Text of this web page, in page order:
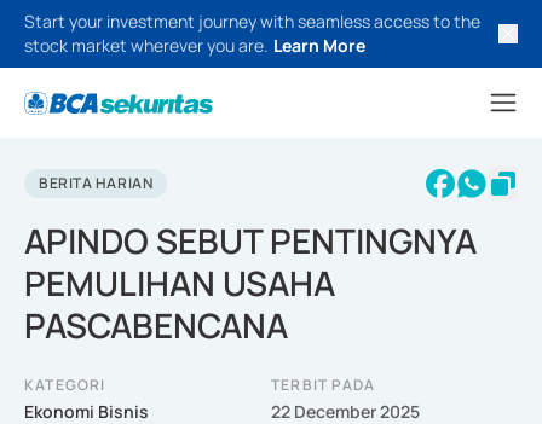
Start your investment journey with seamless access to the
stock market wherever you are. Learn More
BERITA HARIAN
APINDO SEBUT PENTINGNYA
PEMULIHAN USAHA
PASCABENCANA
KATEGORI
Ekonomi Bisnis
TERBIT PADA
22 December 2025